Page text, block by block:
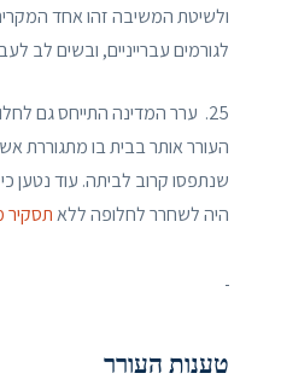
ולשיטת המשיבה זהו אחד
לגורמים עברייניים, ובשים לב
25. ערר המדינה התייחס גם
העורר אותר בבית בו מתגוררת
שנתפסו קרוב לביתה. עוד נטען
היה לשחרר לחלופה ללאתסקיר
טענות העורר